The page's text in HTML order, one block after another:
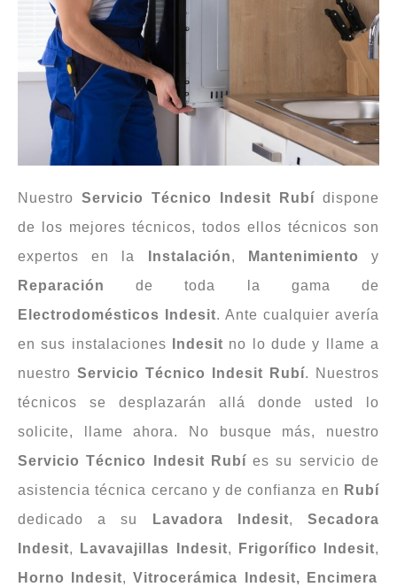
Nuestro Servicio Técnico Indesit Rubí dispone
de los mejores técnicos, todos ellos técnicos son
expertos en la
Instalación, Mantenimiento
y
Reparación
de toda la gama de
Electrodomésticos
Indesit. Ante cualquier avería
en sus instalaciones
Indesit no lo dude y llame a
nuestro Servicio Técnico Indesit Rubí. Nuestros
técnicos se desplazarán allá donde usted lo
solicite, llame ahora. No busque más, nuestro
Servicio Técnico Indesit Rubí es su servicio de
asistencia técnica cercano y de confianza en Rubí
dedicado a su
Lavadora Indesit,
Secadora
Indesit, Lavavajillas Indesit, Frigorífico Indesit,
Horno Indesit, Vitrocerámica Indesit, Encimera